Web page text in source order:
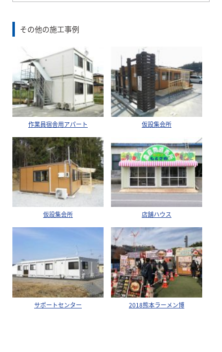
その他の施工事例
作業員宿舎用アパート 仮設集会所
仮設集会所 店舗ハウス
サポートセンター 2018熊本ラーメン博